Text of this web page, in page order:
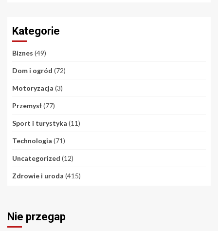
Kategorie
Biznes (49)
Dom i ogród (72)
Motoryzacja (3)
Przemysł(77)
Sport i turystyka (11)
Technologia (71)
Uncategorized (12)
Zdrowie i uroda (415)
Nie przegap